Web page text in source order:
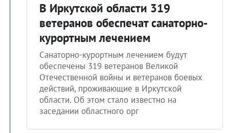
В Иркутской области 319
ветеранов обеспечат санаторно-
курортным лечением
Санаторно-курортным лечением будут
обеспечены 319 ветеранов Великой
Отечественной войны и ветеранов боевых
действий, проживающие в Иркутской
области. Об этом стало известно на
заседании областного орг